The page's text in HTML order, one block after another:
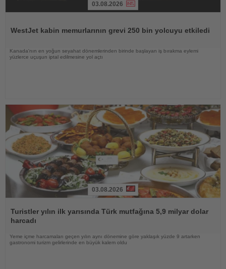
03.08.2026
WestJet kabin memurlarının grevi 250 bin yolcuyu etkiledi
Kanada'nın en yoğun seyahat dönemlerinden birinde başlayan iş bırakma eylemi
yüzlerce uçuşun iptal edilmesine yol açtı
Oku
03.08.2026
Turistler yılın ilk yarısında Türk mutfağına 5,9 milyar dolar
harcadı
Yeme içme harcamaları geçen yılın aynı dönemine göre yaklaşık yüzde 9 artarken
gastronomi turizm gelirlerinde en büyük kalem oldu